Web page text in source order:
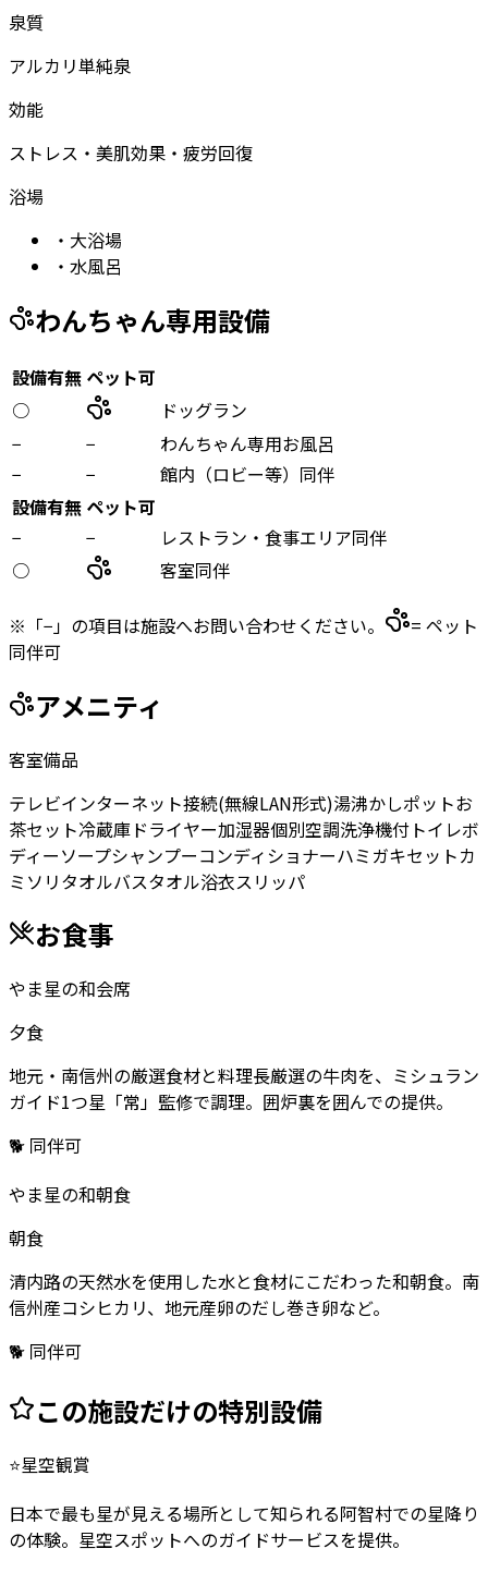
泉質
アルカリ単純泉
効能
ストレス・美肌効果・疲労回復
浴場
・ 大浴場
・ 水風呂
わんちゃん専用設備
設備有無 ペット可
○
ドッグラン
−
−
わんちゃん専用お風呂
−
−
館内（ロビー等）同伴
設備有無 ペット可
−
−
レストラン・食事エリア同伴
○
客室同伴
※「−」の項目は施設へお問い合わせください。
= ペット
同伴可
アメニティ
客室備品
テレビインターネット接続(無線LAN形式)湯沸かしポットお
茶セット冷蔵庫ドライヤー加湿器個別空調洗浄機付トイレボ
ディーソープシャンプーコンディショナーハミガキセットカ
ミソリタオルバスタオル浴衣スリッパ
お食事
やま星の和会席
夕食
地元・南信州の厳選食材と料理長厳選の牛肉を、ミシュラン
ガイド1つ星「常」監修で調理。囲炉裏を囲んでの提供。
🐕 同伴可
やま星の和朝食
朝食
清内路の天然水を使用した水と食材にこだわった和朝食。南
信州産コシヒカリ、地元産卵のだし巻き卵など。
🐕 同伴可
この施設だけの特別設備
⭐星空観賞
日本で最も星が見える場所として知られる阿智村での星降り
の体験。星空スポットへのガイドサービスを提供。